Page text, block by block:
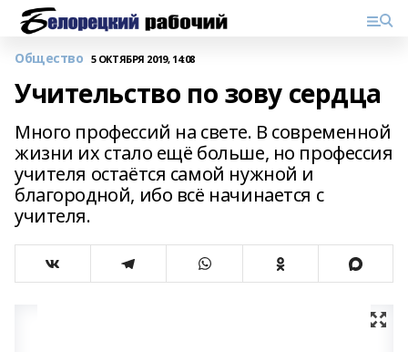
Общество 5 ОКТЯБРЯ 2019, 14:08
Учительство по зову сердца
Много профессий на свете. В современной
жизни их стало ещё больше, но профессия
учителя остаётся самой нужной и
благородной, ибо всё начинается с
учителя.